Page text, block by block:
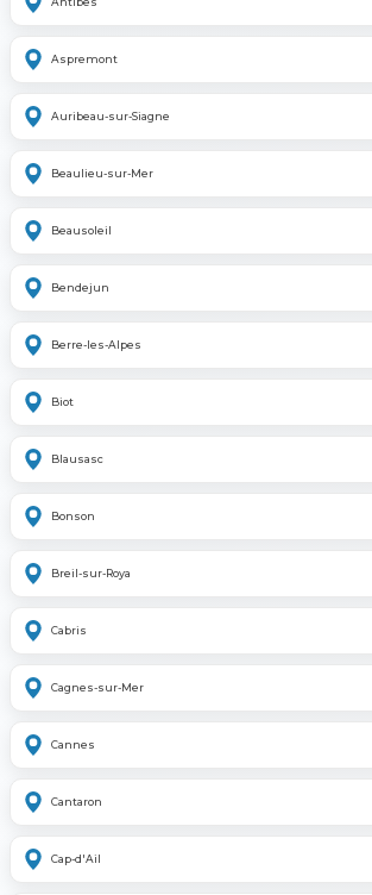
Aspremont
Auribeau-sur-Siagne
Beaulieu-sur-Mer
Beausoleil
Bendejun
Berre-les-Alpes
Biot
Blausasc
Bonson
Breil-sur-Roya
Cabris
Cagnes-sur-Mer
Cannes
Cantaron
Cap-d'Ail